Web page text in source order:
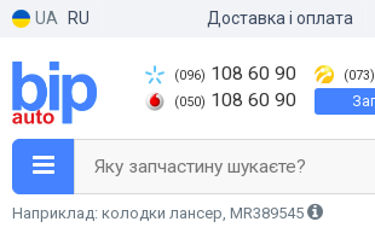
UA RU Доставка і оплата
(096) 108 60 90
(050) 108 60 90
(073)
Яку запчастину шукаєте?
Наприклад: колодки лансер, MR389545